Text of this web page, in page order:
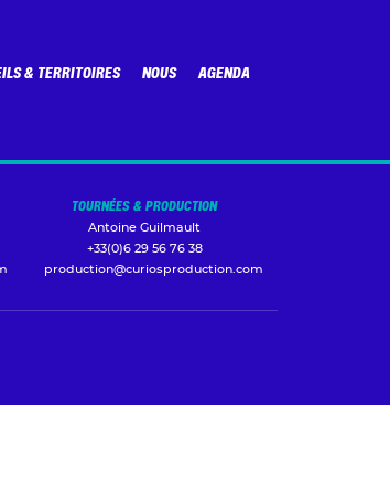
& TERRITOIRES NOUS AGENDA
TOURNÉES & PRODUCTION
Antoine Guilmault
+33(0)6 29 56 76 38
production@curiosproduction.com